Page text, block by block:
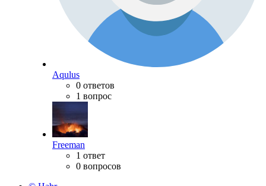
Aqulus
0 ответов
1 вопрос
Freeman
1 ответ
0 вопросов